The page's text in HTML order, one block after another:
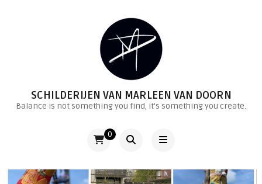
SCHILDERIJEN VAN MARLEEN VAN DOORN
Balance is not something you find, it's something you create.
0